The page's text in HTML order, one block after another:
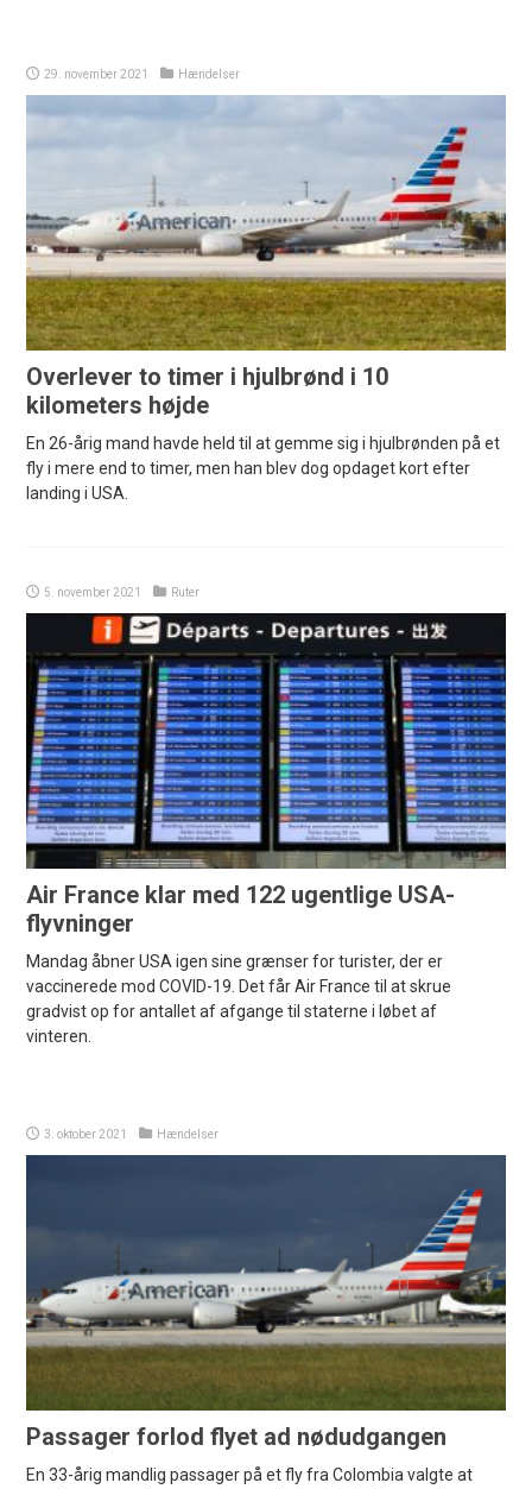
29. november 2021 Hændelser
Overlever to timer i hjulbrønd i 10
kilometers højde
En 26-årig mand havde held til at gemme sig i hjulbrønden på et
fly i mere end to timer, men han blev dog opdaget kort efter
landing i USA.
5. november 2021 Ruter
Air France klar med 122 ugentlige USA-
flyvninger
Mandag åbner USA igen sine grænser for turister, der er
vaccinerede mod COVID-19. Det får Air France til at skrue
gradvist op for antallet af afgange til staterne i løbet af
vinteren.
3. oktober 2021 Hændelser
Passager forlod flyet ad nødudgangen
En 33-årig mandlig passager på et fly fra Colombia valgte at